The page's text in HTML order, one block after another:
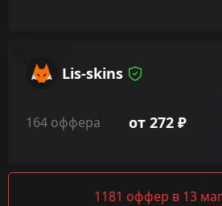
Lis-skins
164 оффера от 272 ₽
1181 оффер в 13